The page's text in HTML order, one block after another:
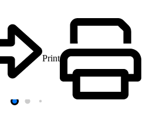
Print